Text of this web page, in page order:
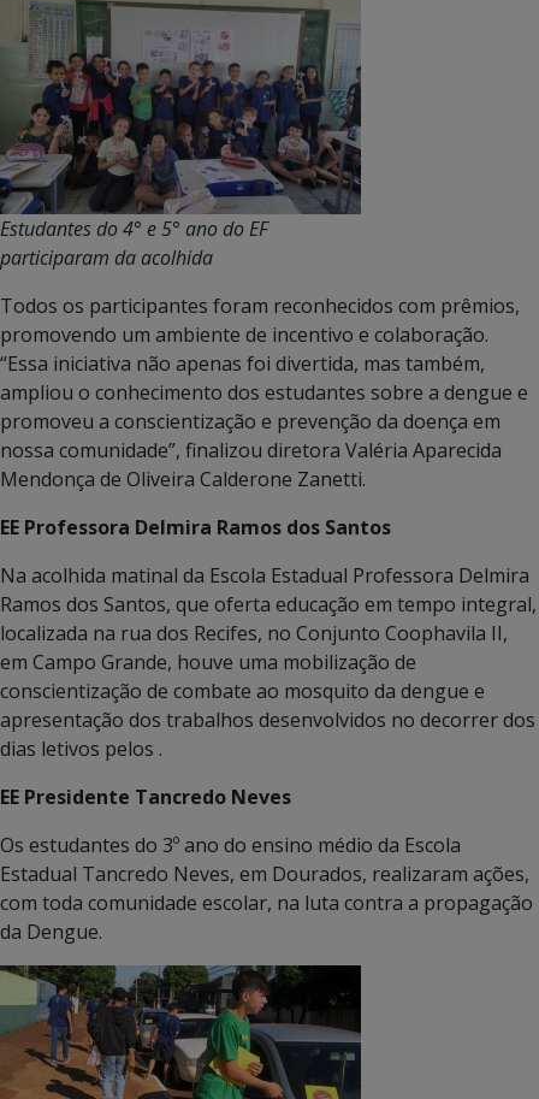
Estudantes do 4° e 5° ano do EF
participaram da acolhida
Todos os participantes foram reconhecidos com prêmios,
promovendo um ambiente de incentivo e colaboração.
“Essa iniciativa não apenas foi divertida, mas também,
ampliou o conhecimento dos estudantes sobre a dengue e
promoveu a conscientização e prevenção da doença em
nossa comunidade”, finalizou diretora Valéria Aparecida
Mendonça de Oliveira Calderone Zanetti.
EE Professora Delmira Ramos dos Santos
Na acolhida matinal da Escola Estadual Professora Delmira
Ramos dos Santos, que oferta educação em tempo integral,
localizada na rua dos Recifes, no Conjunto Coophavila II,
em Campo Grande, houve uma mobilização de
conscientização de combate ao mosquito da dengue e
apresentação dos trabalhos desenvolvidos no decorrer dos
dias letivos pelos .
EE Presidente Tancredo Neves
Os estudantes do 3º ano do ensino médio da Escola
Estadual Tancredo Neves, em Dourados, realizaram ações,
com toda comunidade escolar, na luta contra a propagação
da Dengue.